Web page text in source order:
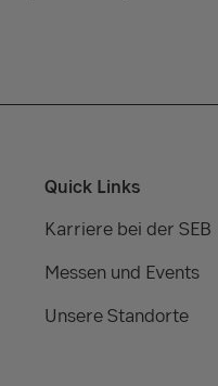
Quick Links
Karriere bei der SEB
Messen und Events
Unsere Standorte